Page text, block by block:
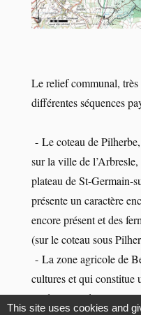
Le relief communal,
différentes séquences
- Le coteau de
sur la ville de
plateau de St-Germain-
présente un caractère
encore présent et des
(sur le coteau sous
- La zone agricole de
cultures et qui constitue
en direction de Lentilly.
This site uses cookies and